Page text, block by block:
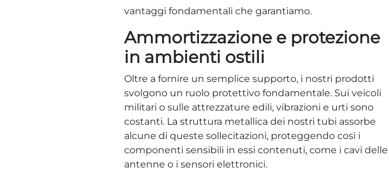
vantaggi fondamentali che garantiamo.
Ammortizzazione e protezione
in ambienti ostili
Oltre a fornire un semplice supporto, i nostri prodotti
svolgono un ruolo protettivo fondamentale. Sui veicoli
militari o sulle attrezzature edili, vibrazioni e urti sono
costanti. La struttura metallica dei nostri tubi assorbe
alcune di queste sollecitazioni, proteggendo così i
componenti sensibili in essi contenuti, come i cavi delle
antenne o i sensori elettronici.